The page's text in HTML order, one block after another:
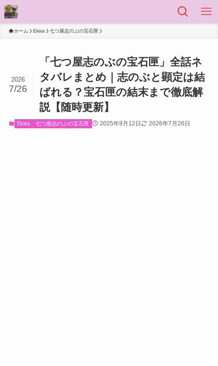
ホーム Ekiss 七つ屋志のぶの宝石匣
「七つ屋志のぶの宝石匣」全話ネ
タバレまとめ｜志のぶと顕定は結
ばれる？宝石匣の結末まで徹底解
説【随時更新】
2026
7/26
Ekiss 七つ屋志のぶの宝石匣 2025年9月12日 2026年7月26日